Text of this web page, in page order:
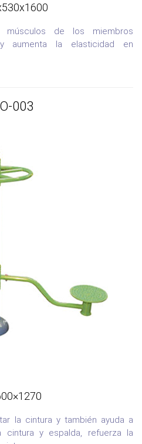
de los miembros
aumenta la elasticidad en
003
la cintura y también ayuda a
y espalda, refuerza la